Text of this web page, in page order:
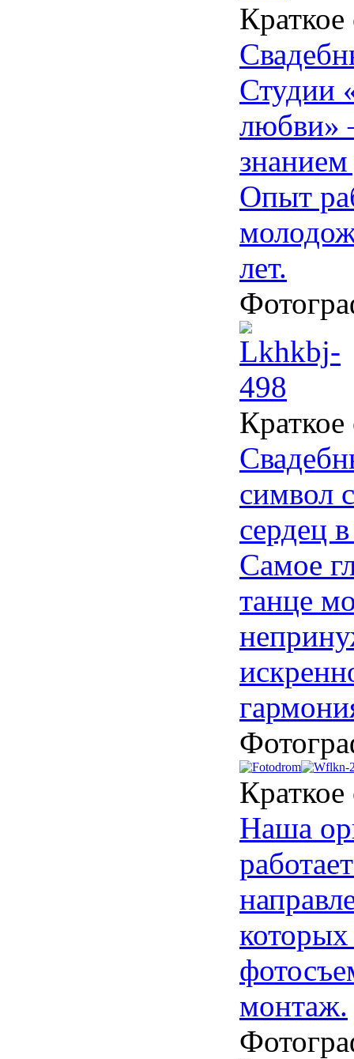
Студии
любви»
Опыт
лет.
символ
сердец
Самое
танце
Наша
монтаж.